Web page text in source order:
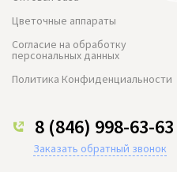
Цветочные аппараты
Согласие на обработку
персональных данных
Политика Конфиденциальности
8 (846) 998-63-63
Заказать обратный звонок